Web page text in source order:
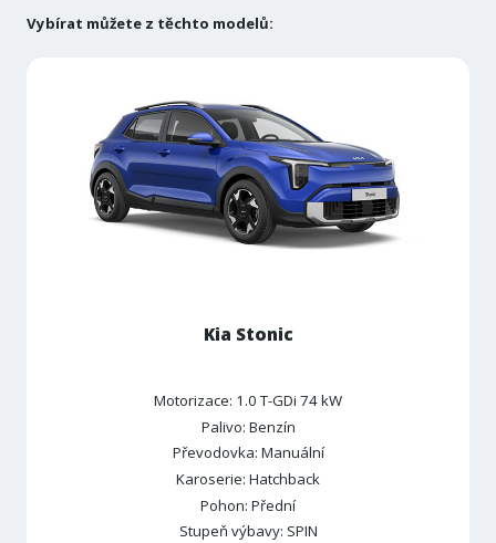
Vybírat můžete z těchto modelů:
Kia Stonic
Motorizace: 1.0 T-GDi 74 kW
Palivo: Benzín
Převodovka: Manuální
Karoserie: Hatchback
Pohon: Přední
Stupeň výbavy: SPIN